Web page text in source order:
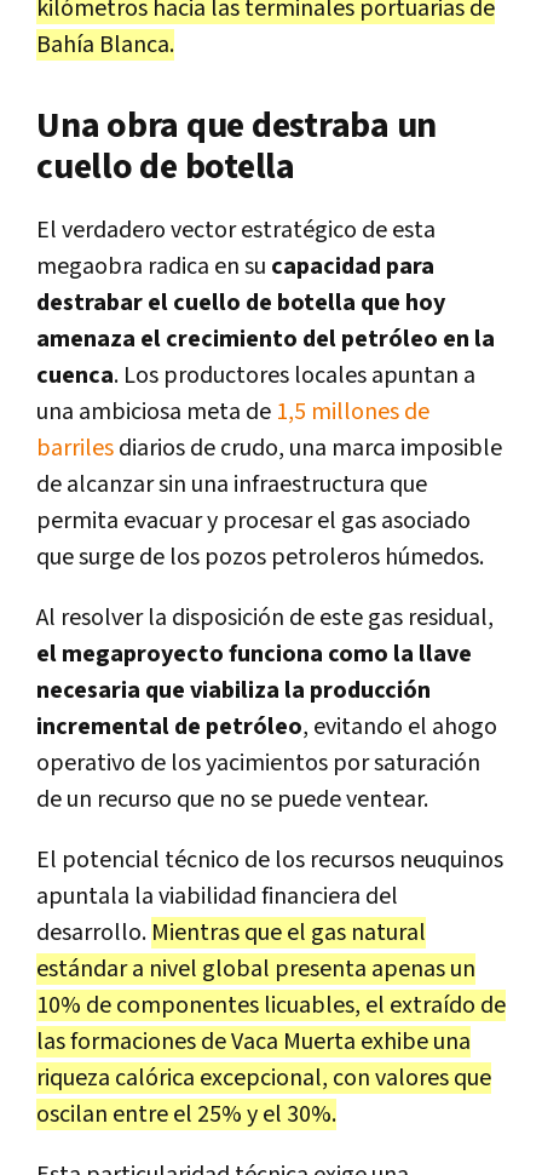
kilómetros hacia las terminales portuarias de
Bahía Blanca.
Una obra que destraba un
cuello de botella
El verdadero vector estratégico de esta
megaobra radica en su capacidad para
destrabar el cuello de botella que hoy
amenaza el crecimiento del petróleo en la
cuenca. Los productores locales apuntan a
una ambiciosa meta de 1,5 millones de
barrilesdiarios de crudo, una marca imposible
de alcanzar sin una infraestructura que
permita evacuar y procesar el gas asociado
que surge de los pozos petroleros húmedos.
Al resolver la disposición de este gas residual,
el megaproyecto funciona como la llave
necesaria que viabiliza la producción
incremental de petróleo, evitando el ahogo
operativo de los yacimientos por saturación
de un recurso que no se puede ventear.
El potencial técnico de los recursos neuquinos
apuntala la viabilidad financiera del
desarrollo. Mientras que el gas natural
estándar a nivel global presenta apenas un
10% de componentes licuables, el extraído de
las formaciones de Vaca Muerta exhibe una
riqueza calórica excepcional, con valores que
oscilan entre el 25% y el 30%.